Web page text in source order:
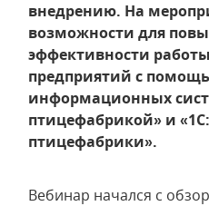
внедрению. На
возможности для
эффективности
предприятий с
информационных
птицефабрикой» и
птицефабрики».
Вебинар начался с